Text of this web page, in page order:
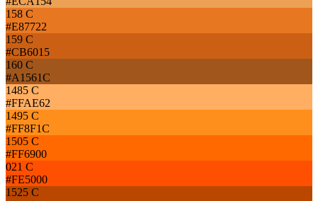
158 C
#E87722
159 C
#CB6015
160 C
#A1561C
1485 C
#FFAE62
1495 C
#FF8F1C
1505 C
#FF6900
021 C
#FE5000
1525 C